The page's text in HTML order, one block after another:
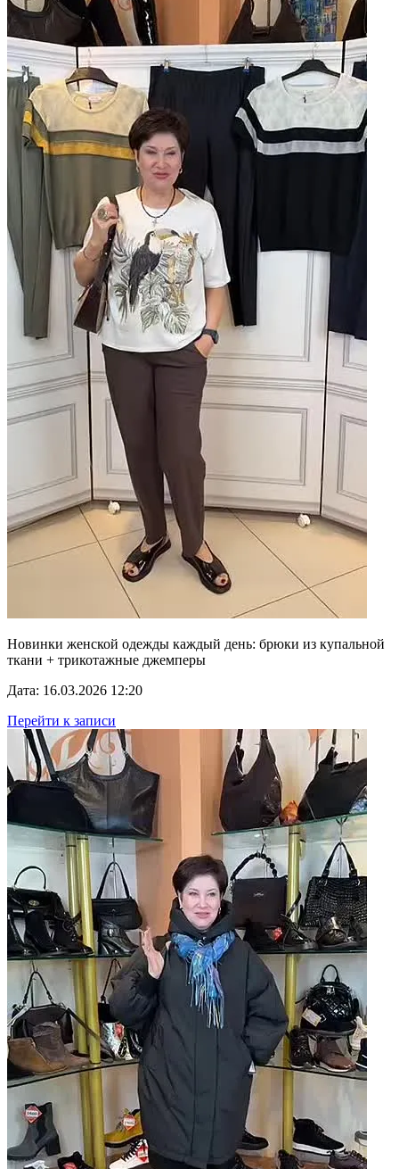
Новинки женской одежды каждый день: брюки из купальной
ткани + трикотажные джемперы
Дата: 16.03.2026 12:20
Перейти к записи